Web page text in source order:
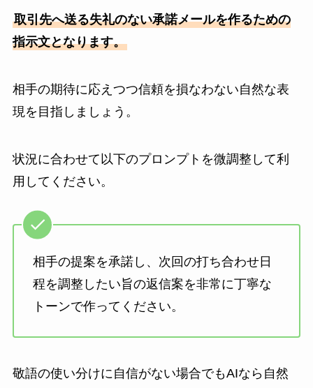
取引先へ送る失礼のない承諾メールを作るための
指示文となります。
相手の期待に応えつつ信頼を損なわない自然な表
現を目指しましょう。
状況に合わせて以下のプロンプトを微調整して利
用してください。
相手の提案を承諾し、次回の打ち合わせ日
程を調整したい旨の返信案を非常に丁寧な
トーンで作ってください。
敬語の使い分けに自信がない場合でもAIなら自然